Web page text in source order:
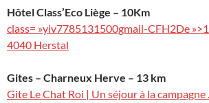
Hôtel Class’Eco Liège – 10Km
class= »yiv7785131500gmail-CFH2De
4040 Herstal
Gites – Charneux Herve – 13 km
Gite Le Chat Roi | Un séjour à la